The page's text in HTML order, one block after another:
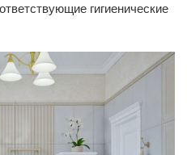
гигиенические